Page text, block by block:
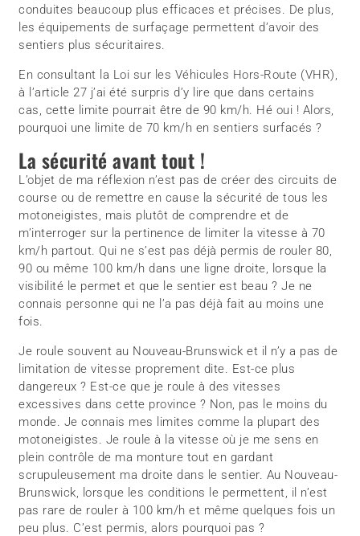
conduites beaucoup plus efficaces et précises. De plus,
les équipements de surfaçage permettent d’avoir des
sentiers plus sécuritaires.
En consultant la Loi sur les Véhicules Hors-Route (VHR),
à l’article 27 j’ai été surpris d’y lire que dans certains
cas, cette limite pourrait être de 90 km/h. Hé oui ! Alors,
pourquoi une limite de 70 km/h en sentiers surfacés ?
La sécurité avant tout !
L’objet de ma réflexion n’est pas de créer des circuits de
course ou de remettre en cause la sécurité de tous les
motoneigistes, mais plutôt de comprendre et de
m’interroger sur la pertinence de limiter la vitesse à 70
km/h partout. Qui ne s’est pas déjà permis de rouler 80,
90 ou même 100 km/h dans une ligne droite, lorsque la
visibilité le permet et que le sentier est beau ? Je ne
connais personne qui ne l’a pas déjà fait au moins une
fois.
Je roule souvent au Nouveau-Brunswick et il n’y a pas de
limitation de vitesse proprement dite. Est-ce plus
dangereux ? Est-ce que je roule à des vitesses
excessives dans cette province ? Non, pas le moins du
monde. Je connais mes limites comme la plupart des
motoneigistes. Je roule à la vitesse où je me sens en
plein contrôle de ma monture tout en gardant
scrupuleusement ma droite dans le sentier. Au Nouveau-
Brunswick, lorsque les conditions le permettent, il n’est
pas rare de rouler à 100 km/h et même quelques fois un
peu plus. C’est permis, alors pourquoi pas ?